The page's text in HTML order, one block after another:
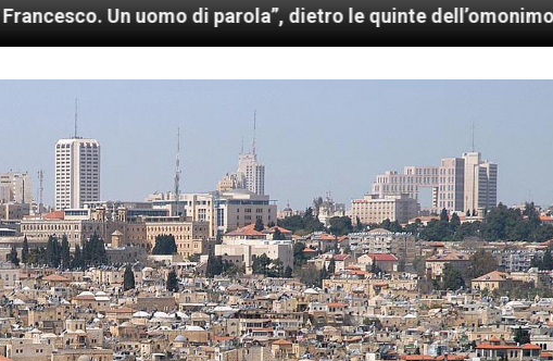
uomo di parola”, dietro le quinte dell’omonimo film di Wim